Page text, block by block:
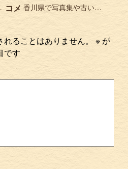
売り下さい。 香川県で写真集や古い芸能雑誌 アイドル雑誌を買取 森下愛子 スコラなど »
コメ
ることはありません。
※が
です